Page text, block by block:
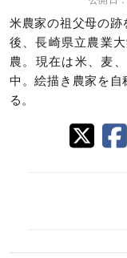
米農家の祖父母の跡
後、長崎県立農業
農。現在は米、麦
中。絵描き農家を自
る。